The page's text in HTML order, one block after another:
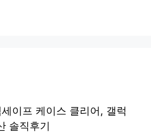
이프 케이스 클리어, 갤럭
솔직후기